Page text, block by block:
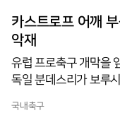
와 레즈를 4-3으로 이
반등을 노린다. 김대
카스트로프 어깨
악재
유럽 프로축구 개막을
독일 분데스리가 보루
반 교체 투입돼 두 골
국내축구